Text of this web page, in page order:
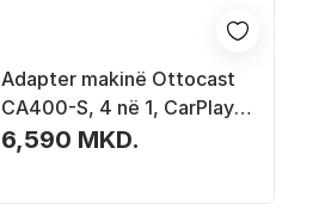
Adapter makinë Ottocast
CA400-S, 4 në 1, CarPlay
Android, i zi
6,590 MKD.